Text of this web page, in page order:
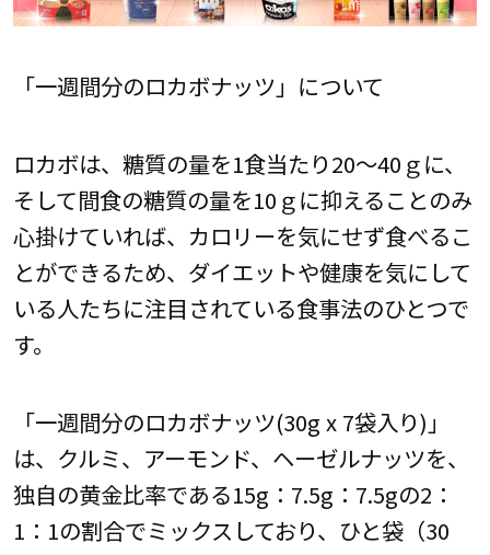
「一週間分のロカボナッツ」について
ロカボは、糖質の量を1食当たり20～40ｇに、
そして間食の糖質の量を10ｇに抑えることのみ
心掛けていれば、カロリーを気にせず食べるこ
とができるため、ダイエットや健康を気にして
いる人たちに注目されている食事法のひとつで
す。
「一週間分のロカボナッツ(30g x 7袋入り)」
は、クルミ、アーモンド、ヘーゼルナッツを、
独自の黄金比率である15g：7.5g：7.5gの2：
1：1の割合でミックスしており、ひと袋（30